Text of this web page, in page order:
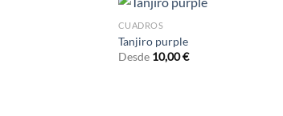
CUADROS
Tanjiro purple
Desde 10,00€